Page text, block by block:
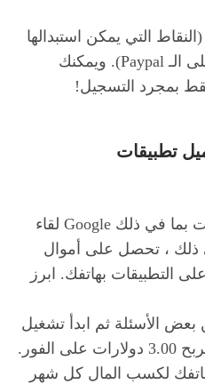
التي يمكن استبدالها
ببطاقات الهدايا أو اموال على الـ Paypal). ويمكنك
تدفع لك الكثير من الشركات بما في ذلك Google لقاء
ذلك ، تحصل على أموال
التطبيقات بهاتفك. ابرز
الأسئلة ثم ابدأ تشغيل
التطبيق على جهازك ، وستربح 3.00 دولارات على الفور.
لكسب المال كل شهر